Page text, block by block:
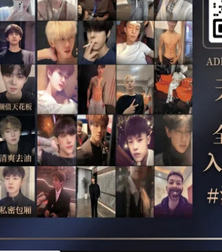
OTHER HIDDENCAMERA
rihide]
ouo.io/XwHvWf